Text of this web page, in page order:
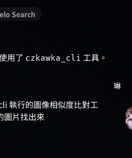
Search
用了 czkawka_cli 工具。
琳
執行的圖像相似度比對工
圖片找出來